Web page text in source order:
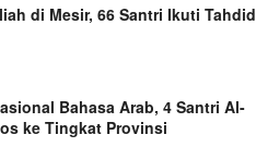
di Mesir, 66 Santri Ikuti Tahdid
Bahasa Arab, 4 Santri Al-
ke Tingkat Provinsi